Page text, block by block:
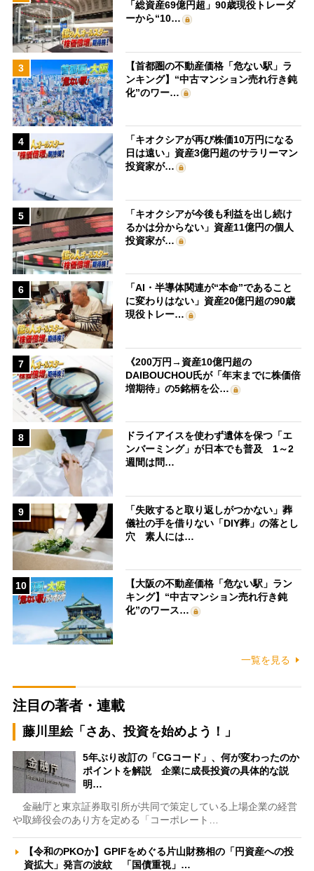
「総資産69億円超」90歳現役トレーダ
ーから“10…
3
【首都圏の不動産価格「危ない駅」ラ
ンキング】“中古マンション売れ行き鈍
化”のワー…
4
「キオクシアが再び株価10万円になる
日は遠い」資産3億円超のサラリーマン
投資家が…
5
「キオクシアが今後も利益を出し続け
るかは分からない」資産11億円の個人
投資家が…
6
「AI・半導体関連が“本命”であること
に変わりはない」資産20億円超の90歳
現役トレー…
7
《200万円→資産10億円超の
DAIBOUCHOU氏が「年末までに株価倍
増期待」の5銘柄を公…
8
ドライアイスを使わず遺体を保つ「エ
ンバーミング」が日本でも普及 1～2
週間は問…
9
「失敗すると取り返しがつかない」葬
儀社の手を借りない「DIY葬」の落とし
穴 素人には…
10
【大阪の不動産価格「危ない駅」ラン
キング】“中古マンション売れ行き鈍
化”のワース…
一覧を見る
注目の著者・連載
藤川里絵「さあ、投資を始めよう！」
5年ぶり改訂の「CGコード」、何が変わったのか
ポイントを解説 企業に成長投資の具体的な説
明…
金融庁と東京証券取引所が共同で策定している上場企業の経営
や取締役会のあり方を定める「コーポレート…
【令和のPKOか】GPIFをめぐる片山財務相の「円資産への投
資拡大」発言の波紋 「国債重視」…